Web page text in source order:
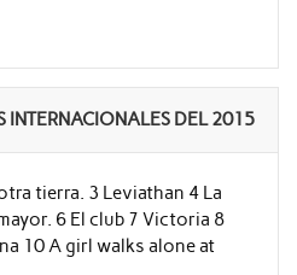
INTERNACIONALES DEL 2015
tierra. 3 Leviathan 4 La
6 El club 7 Victoria 8
10 A girl walks alone at